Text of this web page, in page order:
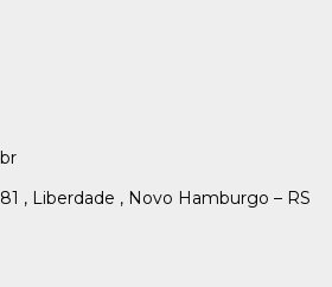
, Liberdade , Novo Hamburgo – RS